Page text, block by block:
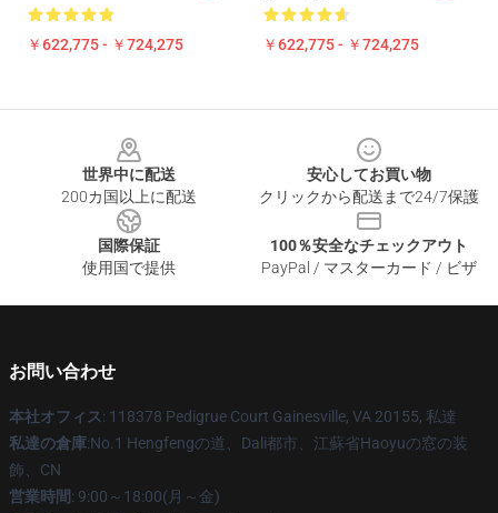
￥622,775 - ￥724,275 ￥622,775 - ￥724,275
世界中に配送
200カ国以上に配送
安心してお買い物
クリックから配送まで24/7保護
国際保証
使用国で提供
100％安全なチェックアウト
PayPal / マスターカード / ビザ
お問い合わせ
本社オフィス: 118378 Pedigrue Court Gainesville, VA 20155, 私達
私達の倉庫:No.1 Hengfengの道、Dali都市、江蘇省Haoyuの窓の装
飾、CN
営業時間: 9:00～18:00(月～金)